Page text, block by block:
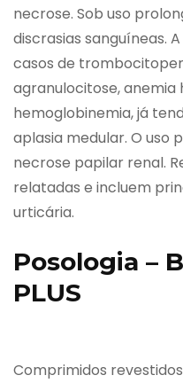
necrose. Sob uso
discrasias sanguíneas.
casos de
agranulocitose,
hemoglobinemia, já
aplasia medular. O uso
necrose papilar renal.
relatadas e incluem
urticária.
Posologia –
PLUS
Comprimidos